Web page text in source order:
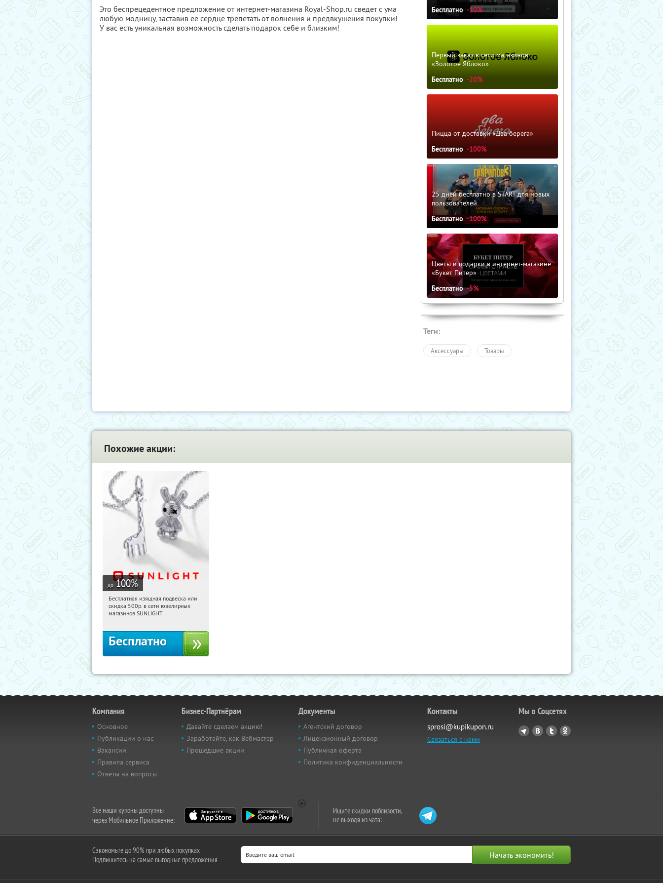
Это беспрецедентное предложение от интернет-магазина Royal-Shop.ru сведет с ума
любую модницу, заставив ее сердце трепетать от волнения и предвкушения покупки!
У вас есть уникальная возможность сделать подарок себе и близким!
Бесплатно -10%
Первый заказ в сети магазинов
«Золотое Яблоко»
Бесплатно -20%
Пицца от доставки «Два берега»
Бесплатно -100%
25 дней бесплатно в START для новых
пользователей
Бесплатно -100%
Цветы и подарки в интернет-магазине
«Букет Питер»
Бесплатно -5%
Теги:
Аксессуары Товары
Похожие акции:
до 100%
02:38:04 Получили:
Россия
Бесплатная изящная подвеска или
скидка 500р. в сети ювелирных
магазинов SUNLIGHT
Бесплатно
Компания
Основное
Публикации о нас
Вакансии
Правила сервиса
Ответы на вопросы
Бизнес-Партнёрам
Давайте сделаем акцию!
Заработайте, как Вебмастер
Прошедшие акции
Документы
Агентский договор
Лицензионный договор
Публичная оферта
Политика конфиденциальности
Контакты
sprosi@kupikupon.ru
Связаться с нами
Мы в Соцсетях
Все наши купоны доступны
через Мобильное Приложение:
Ищите скидки поблизости,
не выходя из чата:
Сэкономьте до 90% при любых покупках
Подпишитесь на самые выгодные предложения